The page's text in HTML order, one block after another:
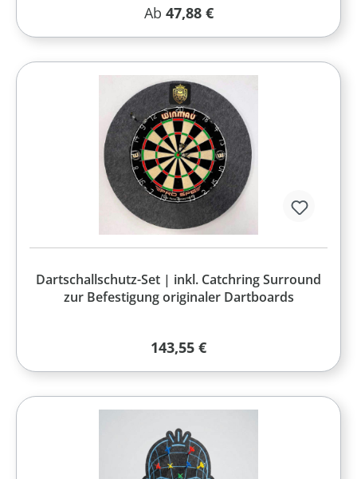
Regulärer Preis:
Ab 47,88 €
Dartschallschutz-Set | inkl. Catchring Surround
zur Befestigung originaler Dartboards
Regulärer Preis:
143,55 €